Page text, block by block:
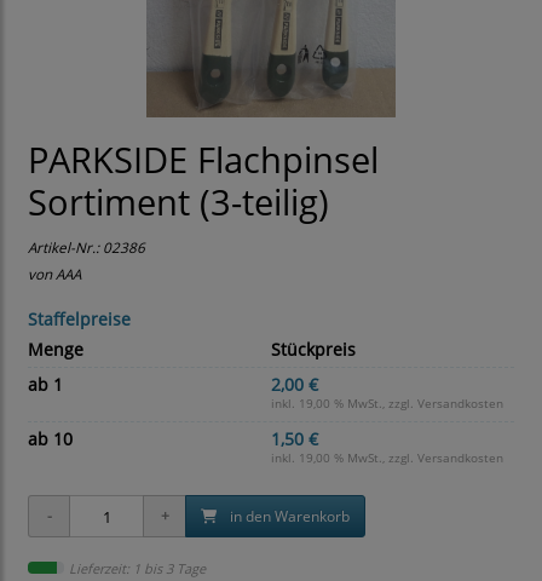
PARKSIDE Flachpinsel
Sortiment (3-teilig)
Artikel-Nr.:02386
von AAA
Staffelpreise
Menge
Stückpreis
ab 1
2,00 €
inkl. 19,00 % MwSt., zzgl. Versandkosten
ab 10 1,50 €
inkl. 19,00 % MwSt., zzgl. Versandkosten
in den Warenkorb
Lieferzeit: 1 bis 3 Tage